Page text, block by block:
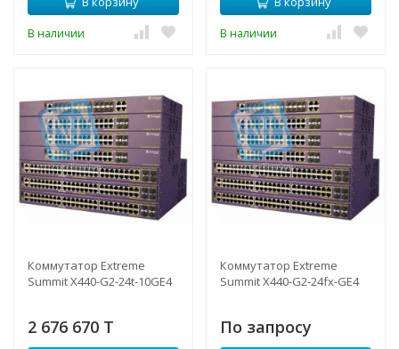
В наличии В наличии
Коммутатор Extreme
Summit X440-G2-24t-10GE4
2 676 670 T
Коммутатор Extreme
Summit X440-G2-24fx-GE4
По запросу